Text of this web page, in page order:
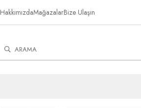
HakkımızdaMağazalarBize Ulaşın